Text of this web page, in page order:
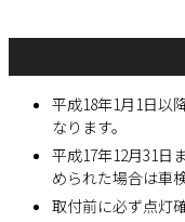
平成18年1月1日以
なります。
平成17年12月31日
められた場合は車
取付前に必ず点灯